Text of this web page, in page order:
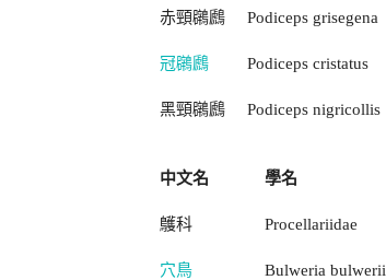
赤頸鸊鷉 Podiceps grisegena
冠鸊鷉 Podiceps cristatus
黑頸鸊鷉 Podiceps nigricollis
中文名 學名
鸌科 Procellariidae
穴鳥 Bulweria bulwerii